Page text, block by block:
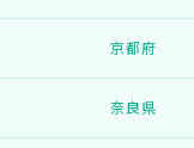
京都府
奈良県